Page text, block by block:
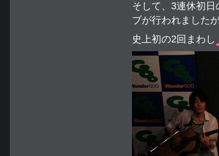
そして、3連休初
ブが行われました
史上初の2回まわし